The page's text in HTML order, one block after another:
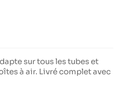
sur tous les tubes et
à air. Livré complet avec